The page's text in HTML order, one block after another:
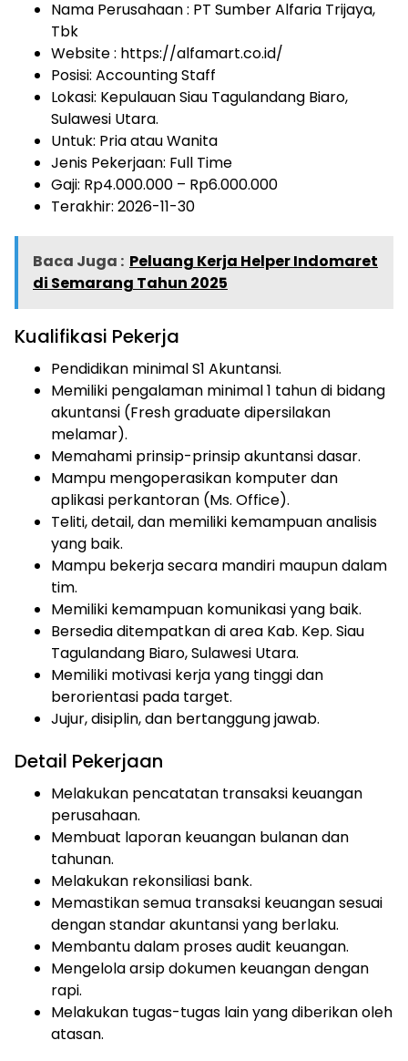
Nama Perusahaan : PT Sumber Alfaria Trijaya,
Tbk
Website : https://alfamart.co.id/
Posisi: Accounting Staff
Lokasi: Kepulauan Siau Tagulandang Biaro,
Sulawesi Utara.
Untuk: Pria atau Wanita
Jenis Pekerjaan: Full Time
Gaji: Rp4.000.000 – Rp6.000.000
Terakhir: 2026-11-30
Baca Juga : Peluang Kerja Helper Indomaret
di Semarang Tahun 2025
Kualifikasi Pekerja
Pendidikan minimal S1 Akuntansi.
Memiliki pengalaman minimal 1 tahun di bidang
akuntansi (Fresh graduate dipersilakan
melamar).
Memahami prinsip-prinsip akuntansi dasar.
Mampu mengoperasikan komputer dan
aplikasi perkantoran (Ms. Office).
Teliti, detail, dan memiliki kemampuan analisis
yang baik.
Mampu bekerja secara mandiri maupun dalam
tim.
Memiliki kemampuan komunikasi yang baik.
Bersedia ditempatkan di area Kab. Kep. Siau
Tagulandang Biaro, Sulawesi Utara.
Memiliki motivasi kerja yang tinggi dan
berorientasi pada target.
Jujur, disiplin, dan bertanggung jawab.
Detail Pekerjaan
Melakukan pencatatan transaksi keuangan
perusahaan.
Membuat laporan keuangan bulanan dan
tahunan.
Melakukan rekonsiliasi bank.
Memastikan semua transaksi keuangan sesuai
dengan standar akuntansi yang berlaku.
Membantu dalam proses audit keuangan.
Mengelola arsip dokumen keuangan dengan
rapi.
Melakukan tugas-tugas lain yang diberikan oleh
atasan.